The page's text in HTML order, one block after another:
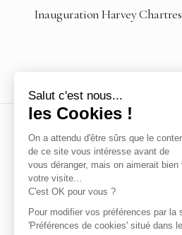
Inauguration Harvey Chartres
Se mouvoir, s'émouvoir.